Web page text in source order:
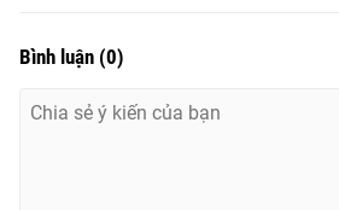
Bình luận (0)